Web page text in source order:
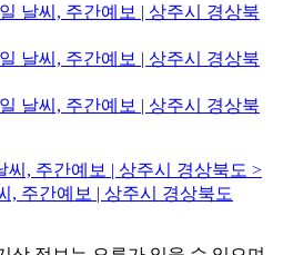
날씨, 주간예보 | 상주시 경상북
날씨, 주간예보 | 상주시 경상북
날씨, 주간예보 | 상주시 경상북
씨, 주간예보 | 상주시 경상북도 >
, 주간예보 | 상주시 경상북도